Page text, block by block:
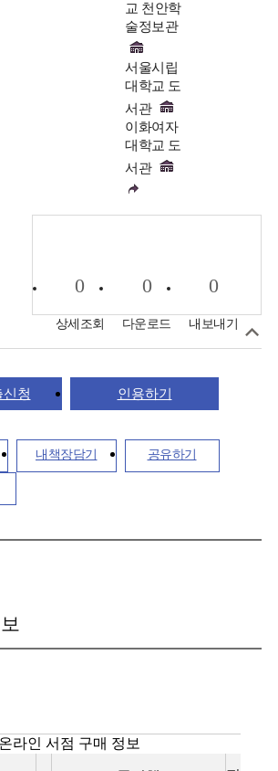
교 천안학
술정보관
서울시립
대학교 도
서관
이화여자
대학교 도
서관
0
상세조회
0
다운로드
0
내보내기
신청 인용하기
내책장담기 공유하기
온라인 서점 구매 정보